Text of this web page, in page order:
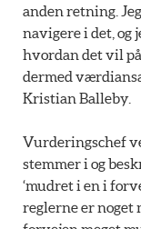
anden retning.
navigere i det, og
hvordan det vil
dermed
Kristian Balleby.
Vurderingschef
stemmer i og
‘mudret i en i
reglerne er noget